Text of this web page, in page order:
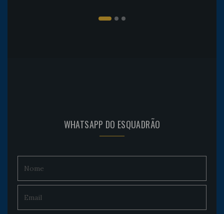
WHATSAPP DO ESQUADRÃO